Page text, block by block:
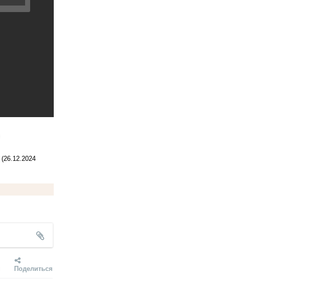
(26.12.2024
Поделиться